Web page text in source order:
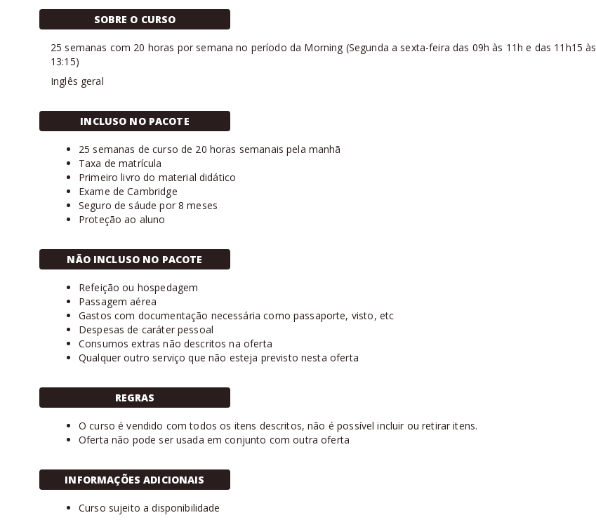
SOBRE O CURSO
25 semanas com 20 horas por semana no período da Morning (Segunda a sexta-feira das 09h às 11h e das 11h15 às
13:15)
Inglês geral
INCLUSO NO PACOTE
25 semanas de curso de 20 horas semanais pela manhã
Taxa de matrícula
Primeiro livro do material didático
Exame de Cambridge
Seguro de sáude por 8 meses
Proteção ao aluno
NÃO INCLUSO NO PACOTE
Refeição ou hospedagem
Passagem aérea
Gastos com documentação necessária como passaporte, visto, etc
Despesas de caráter pessoal
Consumos extras não descritos na oferta
Qualquer outro serviço que não esteja previsto nesta oferta
REGRAS
O curso é vendido com todos os itens descritos, não é possível incluir ou retirar itens.
Oferta não pode ser usada em conjunto com outra oferta
INFORMAÇÕES ADICIONAIS
Curso sujeito a disponibilidade